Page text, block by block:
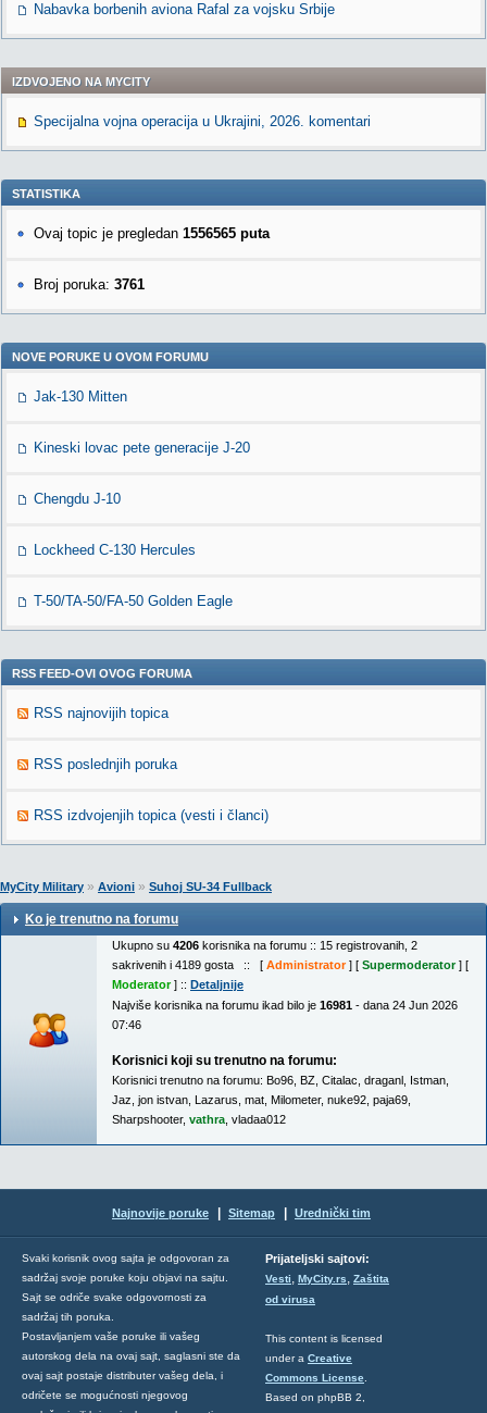
Nabavka borbenih aviona Rafal za vojsku Srbije
IZDVOJENO NA MYCITY
Specijalna vojna operacija u Ukrajini, 2026. komentari
STATISTIKA
Ovaj topic je pregledan 1556565 puta
Broj poruka: 3761
NOVE PORUKE U OVOM FORUMU
Jak-130 Mitten
Kineski lovac pete generacije J-20
Chengdu J-10
Lockheed C-130 Hercules
T-50/TA-50/FA-50 Golden Eagle
RSS FEED-OVI OVOG FORUMA
RSS najnovijih topica
RSS poslednjih poruka
RSS izdvojenjih topica (vesti i članci)
MyCity Military » Avioni » Suhoj SU-34 Fullback
Ko je trenutno na forumu
Ukupno su 4206 korisnika na forumu :: 15 registrovanih, 2
sakrivenih i 4189 gosta :: [ Administrator] [ Supermoderator] [
Moderator] :: Detaljnije
Najviše korisnika na forumu ikad bilo je 16981 - dana 24 Jun 2026
07:46
Korisnici koji su trenutno na forumu:
Korisnici trenutno na forumu: Bo96 BZ Citalac draganl Istman
Jaz jon istvan Lazarus mat Milometer, nuke92 paja69
Sharpshooter, vathra vladaa012
Najnovije poruke Sitemap Urednički tim
Svaki korisnik ovog sajta je odgovoran za
sadržaj svoje poruke koju objavi na sajtu.
Sajt se odriče svake odgovornosti za
sadržaj tih poruka.
Postavljanjem vaše poruke ili vašeg
autorskog dela na ovaj sajt, saglasni ste da
ovaj sajt postaje distributer vašeg dela, i
odričete se mogućnosti njegovog
Prijateljski sajtovi:
Vesti, MyCity.rs, Zaštita
od virusa
This content is licensed
under a Creative
Commons License
Based on phpBB 2,